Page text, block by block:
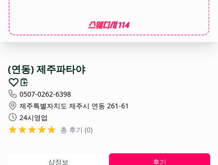
(연동) 제주파타야
0507-0262-6398
제주특별자치도 제주시 연동 261-61
24시영업
총 후기 (0)
샵정보 후기